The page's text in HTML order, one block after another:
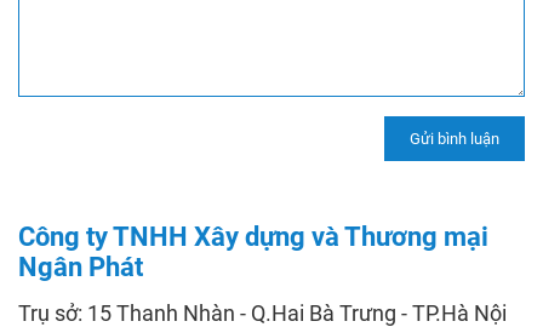
Công ty TNHH Xây dựng và Thương mại
Ngân Phát
Trụ sở: 15 Thanh Nhàn - Q.Hai Bà Trưng - TP.Hà Nội